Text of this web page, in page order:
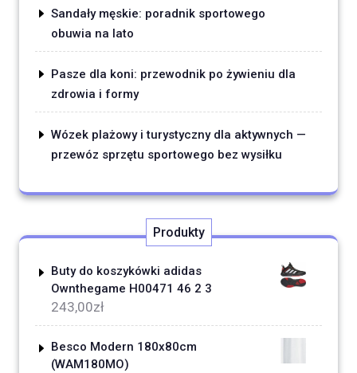
Sandały męskie: poradnik sportowego
obuwia na lato
Pasze dla koni: przewodnik po żywieniu dla
zdrowia i formy
Wózek plażowy i turystyczny dla aktywnych —
przewóz sprzętu sportowego bez wysiłku
Produkty
Buty do koszykówki adidas
Ownthegame H00471 46 2 3
243,00zł
Besco Modern 180x80cm
(WAM180MO)